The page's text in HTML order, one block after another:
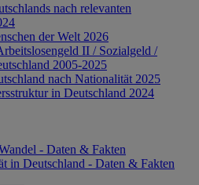
nach relevanten
der Welt 2026
II / Sozialgeld /
2005-2025
nach Nationalität 2025
in Deutschland 2024
- Daten & Fakten
in Deutschland - Daten & Fakten